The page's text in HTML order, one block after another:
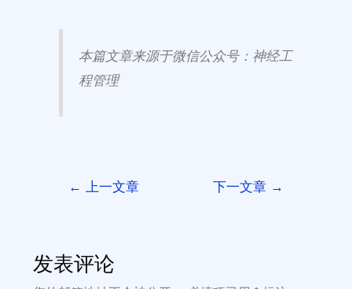
本篇文章来源于微信公众号：神经工
程管理
← 上一文章 下一文章 →
发表评论